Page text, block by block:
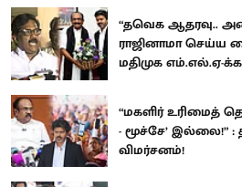
“தவெக ஆதரவு..
ராஜினாமா செய்ய
மதிமுக எம்.எல்.ஏ-
“மகளிர் உரிமைத்
- மூச்சே’ இல்லை!”
விமர்சனம்!